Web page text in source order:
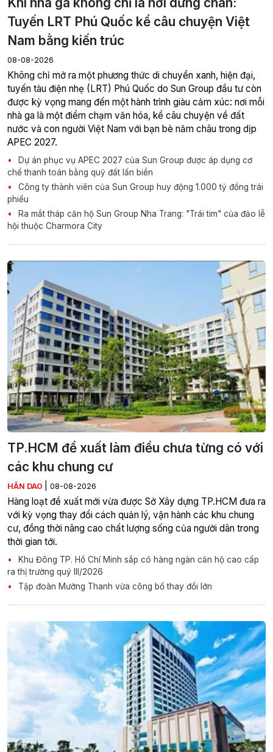
Tuyến LRT Phú Quốc kể câu chuyện Việt
Nam bằng kiến trúc
08-08-2026
Không chỉ mở ra một phương thức di chuyển xanh, hiện đại,
tuyến tàu điện nhẹ (LRT) Phú Quốc do Sun Group đầu tư còn
được kỳ vọng mang đến một hành trình giàu cảm xúc: nơi mỗi
nhà ga là một điểm chạm văn hóa, kể câu chuyện về đất
nước và con người Việt Nam với bạn bè năm châu trong dịp
APEC 2027.
Dự án phục vụ APEC 2027 của Sun Group được áp dụng cơ
chế thanh toán bằng quỹ đất lấn biển
Công ty thành viên của Sun Group huy động 1.000 tỷ đồng trái
phiếu
Ra mắt tháp căn hộ Sun Group Nha Trang: "Trái tim" của đảo lễ
hội thuộc Charmora City
TP.HCM đề xuất làm điều chưa từng có với
các khu chung cư
HÂN DAO 08-08-2026
Hàng loạt đề xuất mới vừa được Sở Xây dựng TP.HCM đưa ra
với kỳ vọng thay đổi cách quản lý, vận hành các khu chung
cư, đồng thời nâng cao chất lượng sống của người dân trong
thời gian tới.
Khu Đông TP. Hồ Chí Minh sắp có hàng ngàn căn hộ cao cấp
ra thị trường quý III/2026
Tập đoàn Mường Thanh vừa công bố thay đổi lớn